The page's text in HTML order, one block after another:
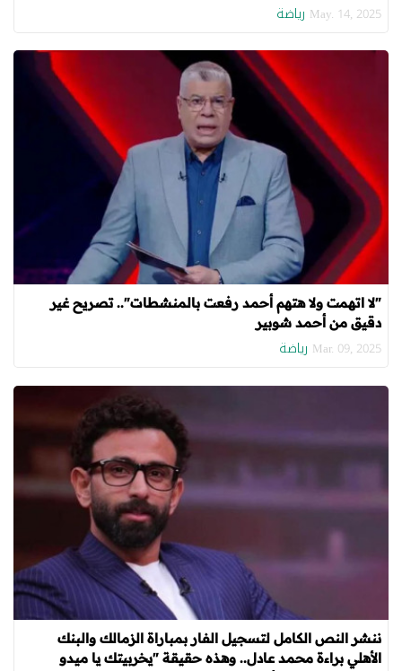
May. 14, 2025 رياضة
"لا اتهمت ولا هتهم أحمد رفعت بالمنشطات".. تصريح غير
دقيق من أحمد شوبير
Mar. 09, 2025 رياضة
ننشر النص الكامل لتسجيل الفار بمباراة الزمالك والبنك
الأهلي براءة محمد عادل.. وهذه حقيقة "يخربيتك يا ميدو